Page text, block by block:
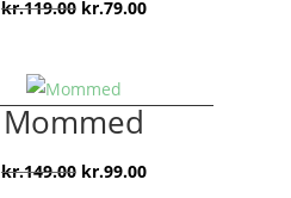
kr.119.00 Den
var:
kr.119.00.
kr.79.00Den
er:
Mommed
kr.149.00 Den
kr.99.00Den